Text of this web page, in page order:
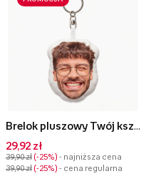
29,92 zł
39,90 zł -25% - najniższa cena
39,90 zł -25% - cena regularna